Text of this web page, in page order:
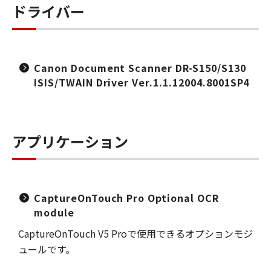
ドライバー
Canon Document Scanner DR-S150/S130
ISIS/TWAIN Driver Ver.1.1.12004.8001SP4
アプリケーション
CaptureOnTouch Pro Optional OCR
module
CaptureOnTouch V5 Proで使用できるオプションモジ
ュールです。